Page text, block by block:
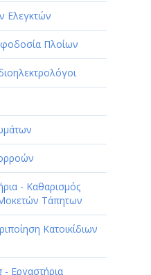
Ελεγκτών
Πλοίων
- Καθαρισμός
Τάπητων
Κατοικίδιων
- Εργαστήρια